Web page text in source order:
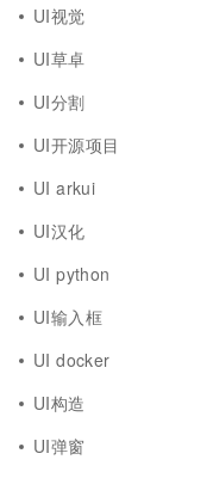
UI视觉
UI草卓
UI分割
UI开源项目
UI arkui
UI汉化
UI python
UI输入框
UI docker
UI构造
UI弹窗